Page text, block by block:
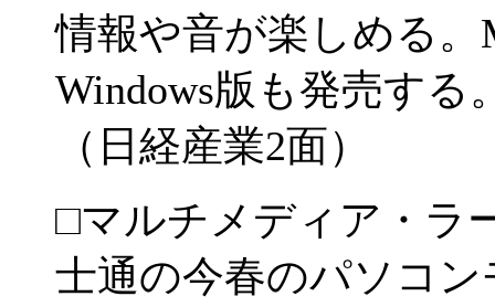
情報や音が楽しめる
Windows版も発売する
（日経産業2面）
□マルチメディア・ラ
士通の今春のパソコ